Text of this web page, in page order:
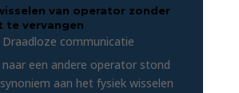
van operator zonder
te vervangen
Draadloze communicatie
een andere operator stond
aan het fysiek wisselen